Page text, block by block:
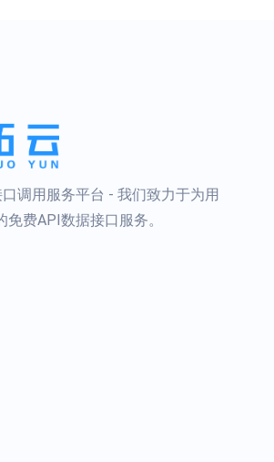
调用服务平台 - 我们致力于为用
免费API数据接口服务。